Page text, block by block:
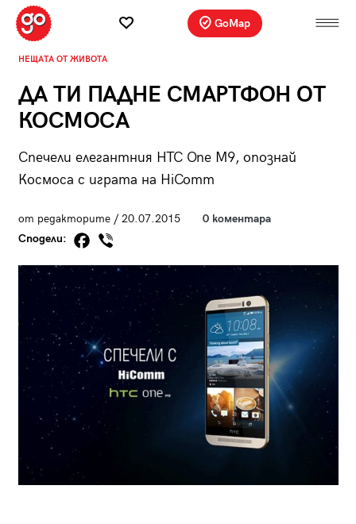
GoMap
НЕЩАТА ОТ ЖИВОТА
ДА ТИ ПАДНЕ СМАРТФОН ОТ
КОСМОСА
Спечели елегантния HTC One M9, опознай
Космоса с играта на HiComm
от редакторите / 20.07.2015
0 коментара
Сподели: